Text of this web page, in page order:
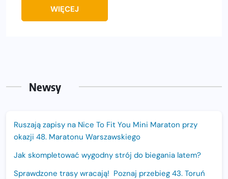
WIĘCEJ
Newsy
Ruszają zapisy na Nice To Fit You Mini Maraton przy
okazji 48. Maratonu Warszawskiego
Jak skompletować wygodny strój do biegania latem?
Sprawdzone trasy wracają! Poznaj przebieg 43. Toruń